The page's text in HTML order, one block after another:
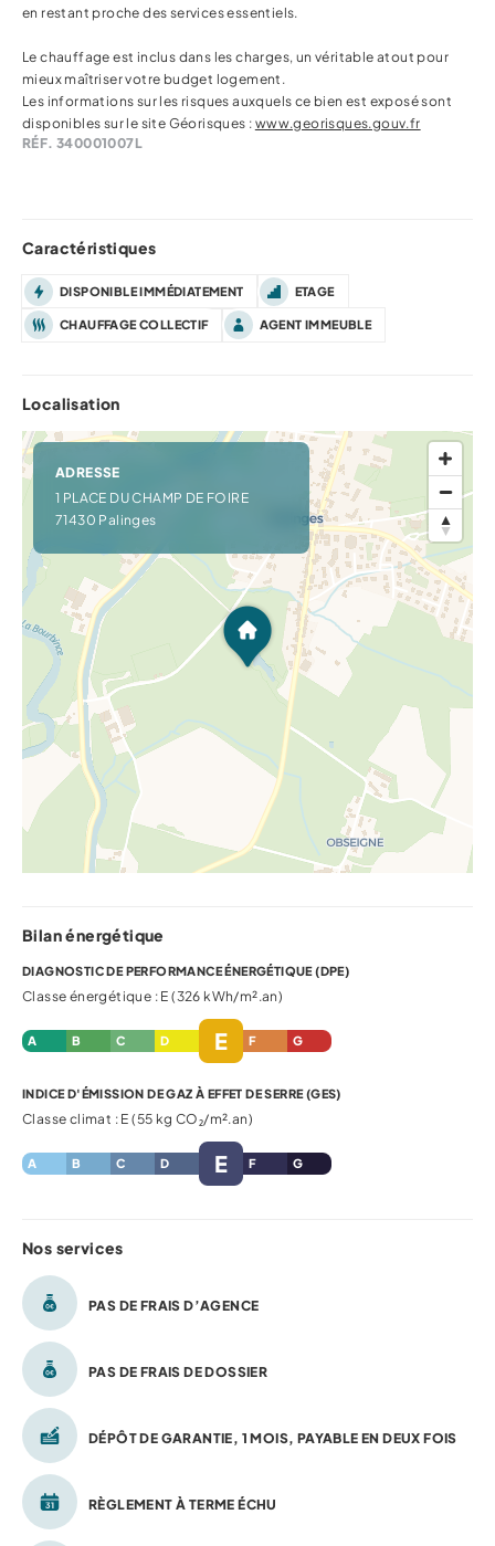
en restant proche des services essentiels.
Le chauffage est inclus dans les charges, un véritable atout pour
mieux maîtriser votre budget logement.
Les informations sur les risques auxquels ce bien est exposé sont
disponibles sur le site Géorisques : www.georisques.gouv.fr
RÉF. 340001007L
Caractéristiques
DISPONIBLE IMMÉDIATEMENT ETAGE
CHAUFFAGE COLLECTIF AGENT IMMEUBLE
Localisation
ADRESSE
1 PLACE DU CHAMP DE FOIRE
71430 Palinges
Bilan énergétique
DIAGNOSTIC DE PERFORMANCE ÉNERGÉTIQUE (DPE)
Classe énergétique : E (326 kWh/m².an)
A B C D E F G
INDICE D'ÉMISSION DE GAZ À EFFET DE SERRE (GES)
Classe climat : E (55 kg CO₂/m².an)
A B C D E F G
Nos services
PAS DE FRAIS D’AGENCE
PAS DE FRAIS DE DOSSIER
DÉPÔT DE GARANTIE, 1 MOIS, PAYABLE EN DEUX FOIS
RÈGLEMENT À TERME ÉCHU